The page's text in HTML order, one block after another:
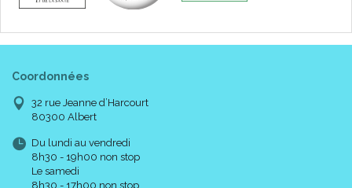
Coordonnées
32 rue Jeanne d’Harcourt
80300 Albert
Du lundi au vendredi
8h30 - 19h00 non stop
Le samedi
8h30 - 17h00 non stop